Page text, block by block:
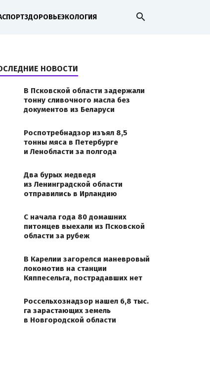
СПОРТЗДОРОВЬЕЭКОЛОГИЯ search
НОВОСТИ
В Псковской области задержали
тонну сливочного масла без
документов из Беларуси
Роспотребнадзор изъял 8,5
тонны мяса в Петербурге
и Ленобласти за полгода
Два бурых медведя
из Ленинградской области
отправились в Ирландию
С начала года 80 домашних
питомцев выехали из Псковской
области за рубеж
В Карелии загорелся маневровый
локомотив на станции
Кяппесельга, пострадавших нет
Россельхознадзор нашел 6,8 тыс.
га зарастающих земель
в Новгородской области